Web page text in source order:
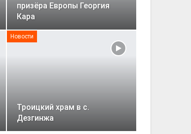
призёра Европы Георгия
Кара
Новости
Троицкий храм в с.
Дезгинжа